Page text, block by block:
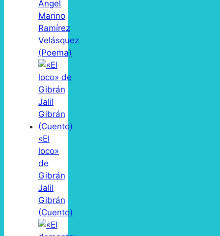
Ángel
Marino
Ramírez
Velásquez
(Poema)
«El
loco»
de
Gibrán
Jalil
Gibrán
(Cuento)